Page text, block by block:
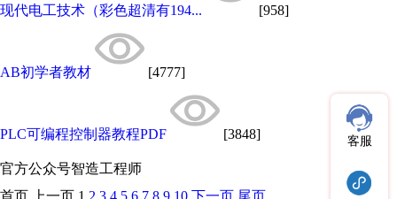
现代电工技术（彩色超清有194... [958]
AB初学者教材 [4777]
PLC可编程控制器教程PDF [3848]
官方公众号智造工程师
客服
首页 上一页 1 2 3 4 5 6 7 8 9 10 下一页 尾页